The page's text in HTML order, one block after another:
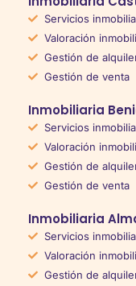
Servicios
Valoración
Gestión de
Gestión de venta
Inmobiliaria
Servicios
Valoración
Gestión de
Gestión de venta
Inmobiliaria
Servicios
Valoración
Gestión de